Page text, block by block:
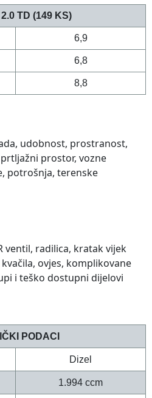
TD (149 KS)
6,9
6,8
8,8
udobnost, prostranost,
prostor, vozne
potrošnja, terenske
ventil, radilica, kratak vijek
ovjes, komplikovane
i teško dostupni dijelovi
PODACI
Dizel
1.994 ccm